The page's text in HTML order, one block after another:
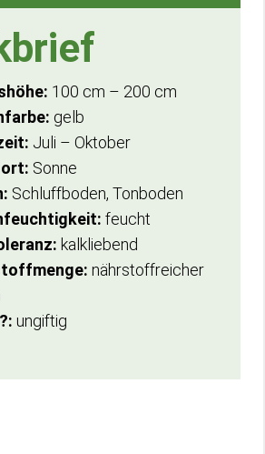
100 cm – 200 cm
gelb
Juli – Oktober
Sonne
Schluffboden, Tonboden
feucht
kalkliebend
nährstoffreicher
ungiftig